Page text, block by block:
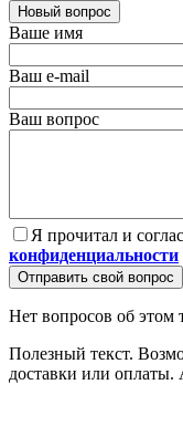
Новый вопрос
Ваше имя
Ваш e-mail
Ваш вопрос
Я прочитал и
конфиденциальности
Отправить свой вопрос
Нет вопросов об этом
Полезный текст.
доставки или